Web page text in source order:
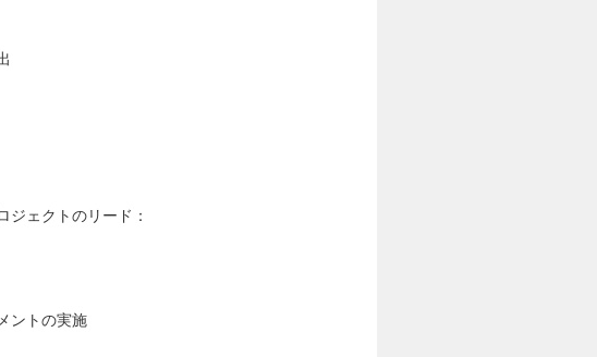
ジェクトのリード：
ントの実施